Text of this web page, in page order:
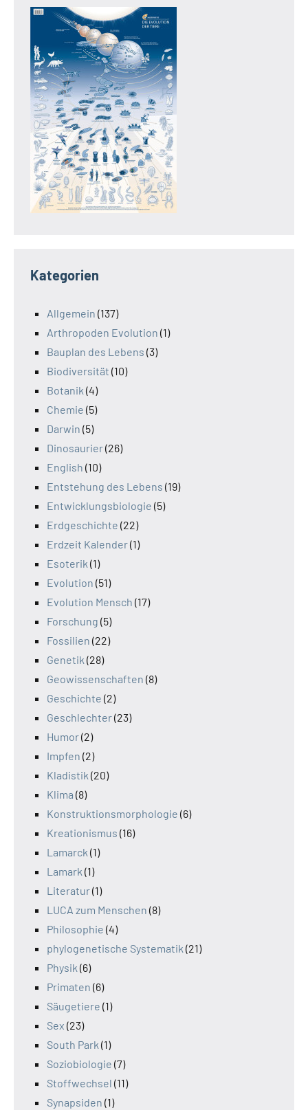
Kategorien
Allgemein (137)
Arthropoden Evolution (1)
Bauplan des Lebens (3)
Biodiversität (10)
Botanik (4)
Chemie (5)
Darwin (5)
Dinosaurier(26)
English (10)
Entstehung des Lebens (19)
Entwicklungsbiologie (5)
Erdgeschichte (22)
Erdzeit Kalender(1)
Esoterik (1)
Evolution (51)
Evolution Mensch (17)
Forschung (5)
Fossilien (22)
Genetik (28)
Geowissenschaften (8)
Geschichte (2)
Geschlechter(23)
Humor(2)
Impfen (2)
Kladistik (20)
Klima (8)
Konstruktionsmorphologie (6)
Kreationismus (16)
Lamarck (1)
Lamark (1)
Literatur(1)
LUCA zum Menschen (8)
Philosophie (4)
phylogenetische Systematik (21)
Physik (6)
Primaten (6)
Säugetiere (1)
Sex (23)
South Park (1)
Soziobiologie (7)
Stoffwechsel (11)
Synapsiden (1)